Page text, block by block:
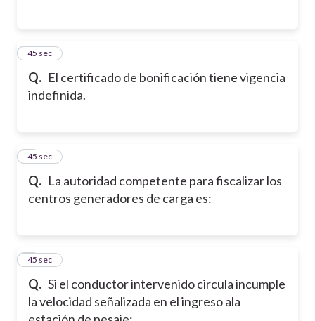
Q. El certificado de bonificación tiene vigencia
indefinida.
4
45 sec
Q. La autoridad competente para fiscalizar los
centros generadores de carga es:
5
45 sec
Q. Si el conductor intervenido circula incumple
la velocidad señalizada en el ingreso ala
6
45 sec